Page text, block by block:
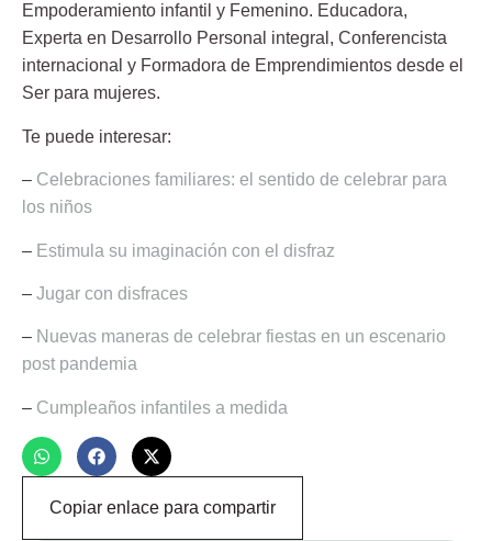
Empoderamiento infantil y Femenino. Educadora,
Experta en Desarrollo Personal integral, Conferencista
internacional y Formadora de Emprendimientos desde el
Ser para mujeres.
Te puede interesar:
– Celebraciones familiares: el sentido de celebrar para
los niños
– Estimula su imaginación con el disfraz
– Jugar con disfraces
– Nuevas maneras de celebrar fiestas en un escenario
post pandemia
– Cumpleaños infantiles a medida
Copiar enlace para compartir